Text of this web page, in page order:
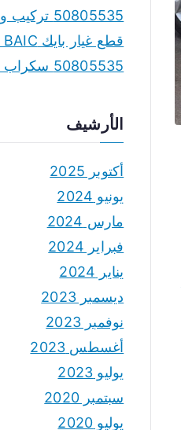
50805535 تركيب وصيانة
50805535 سكراب بايك فوري
الأرشيف
أكتوبر 2025
يونيو 2024
مارس 2024
فبراير 2024
يناير 2024
ديسمبر 2023
نوفمبر 2023
أغسطس 2023
يوليو 2023
سبتمبر 2020
يوليو 2020